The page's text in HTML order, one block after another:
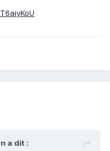
a dit :